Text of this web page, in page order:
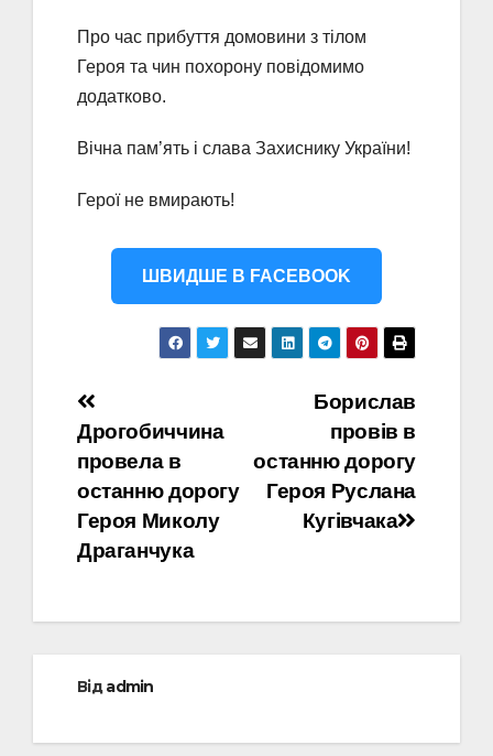
Про час прибуття домовини з тілом
Героя та чин похорону повідомимо
додатково.
Вічна пам’ять і слава Захиснику України!
Герої не вмирають!
ШВИДШЕ В FACEBOOK
Навігація
записів
Борислав
провів в
останню дорогу
Героя Руслана
Кугівчака
Дрогобиччина
провела в
останню дорогу
Героя Миколу
Драганчука
Відadmin